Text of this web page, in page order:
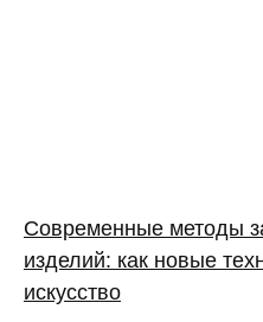
Современные методы
изделий: как новые
искусство